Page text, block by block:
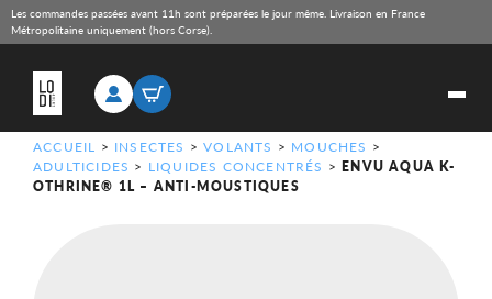
Les commandes passées avant 11h sont préparées le jour même. Livraison en France
Métropolitaine uniquement (hors Corse).
ACCUEIL > INSECTES >VOLANTS > MOUCHES >
ADULTICIDES > LIQUIDES CONCENTRÉS >ENVU AQUA K-
OTHRINE® 1L – ANTI-MOUSTIQUES